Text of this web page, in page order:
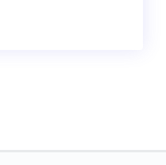
si můžete ulevit